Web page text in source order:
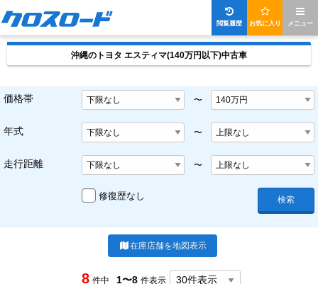
メニュー
お気に入り
閲覧履歴
沖縄のトヨタ エスティマ(140万円以下)中古車
価格帯 〜
年式 〜
走行距離 〜
修復歴なし 検索
在庫店舗を地図表示
8 件中 1〜8 件表示